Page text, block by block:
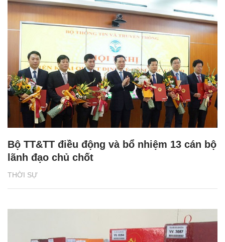
THỜI SỰ
Bộ TT&TT điều động và bổ nhiệm 13 cán bộ
lãnh đạo chủ chốt